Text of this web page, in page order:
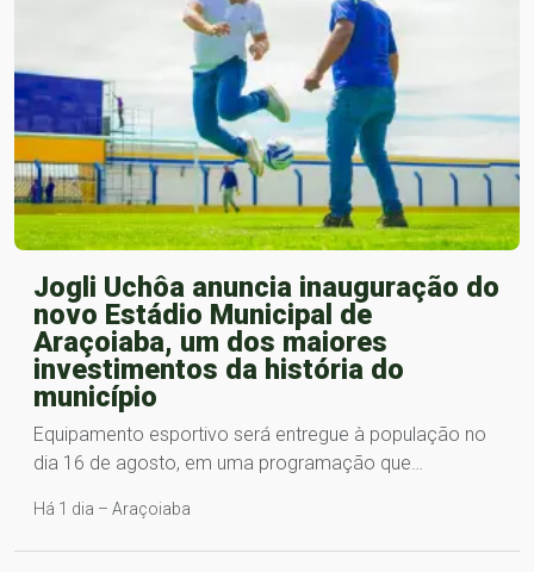
Jogli Uchôa anuncia inauguração do
novo Estádio Municipal de
Araçoiaba, um dos maiores
investimentos da história do
município
Equipamento esportivo será entregue à população no
dia 16 de agosto, em uma programação que…
Há 1 dia – Araçoiaba